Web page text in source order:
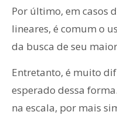
Por último, em casos
lineares, é comum o
da busca de seu
Entretanto, é muito
esperado dessa
na escala, por mais